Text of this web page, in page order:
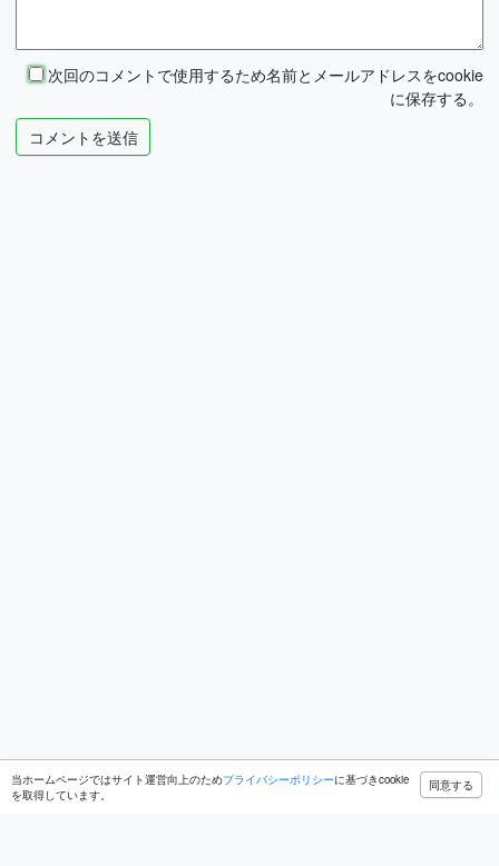
次回のコメントで使用するため名前とメールアドレスをcookie
に保存する。
ホーム ブログ
日記
当ホームページではサイト運営向上のためプライバシーポリシーに基づきcookie
を取得しています。
同意する